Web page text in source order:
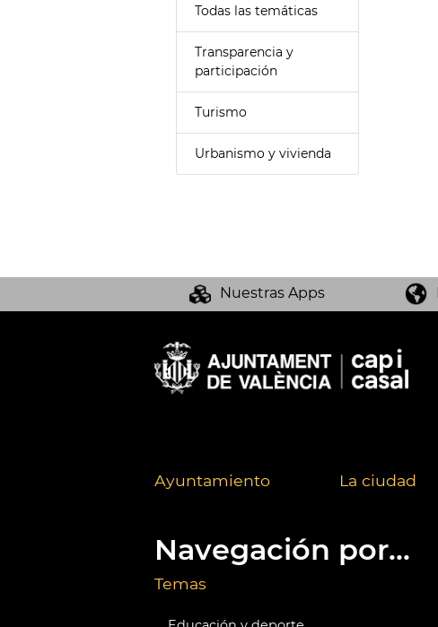
Todas las temáticas
Transparencia y
participación
Turismo
Urbanismo y vivienda
Nuestras Apps
Ayuntamiento La ciudad
Navegación por...
Temas